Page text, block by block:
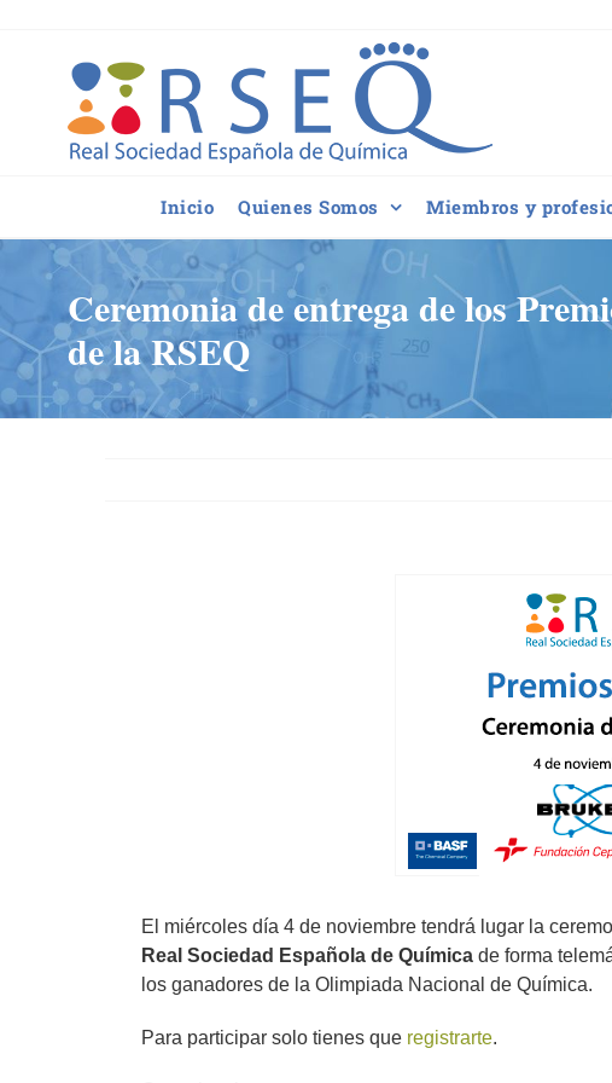
contenido
Inicio Quienes Somos Miembros y
Ceremonia de entrega de los
de la RSEQ
El miércoles día 4 de noviembre tendrá lugar la
Real Sociedad Española de Química de forma
los ganadores de la Olimpiada Nacional de Química.
Para participar solo tienes que registrarte.